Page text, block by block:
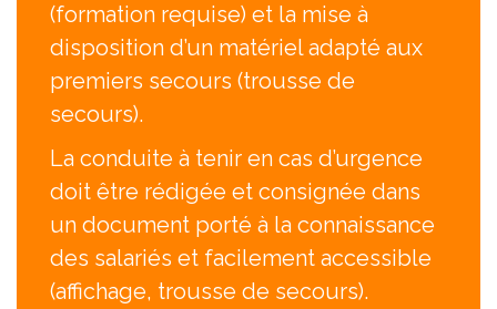
(formation requise) et la mise à
disposition d’un matériel adapté aux
premiers secours (trousse de
secours).
La conduite à tenir en cas d’urgence
doit être rédigée et consignée dans
un document porté à la connaissance
des salariés et facilement accessible
(affichage, trousse de secours).